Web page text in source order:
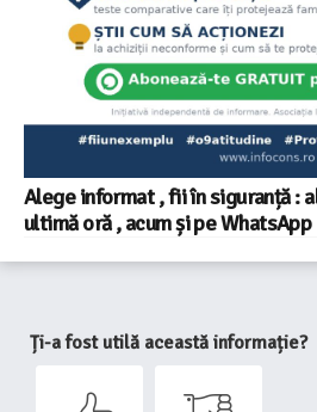
Alege informat , fii în siguranță :
ultimă oră , acum și pe WhatsApp
Ți-a fost utilă această informație?